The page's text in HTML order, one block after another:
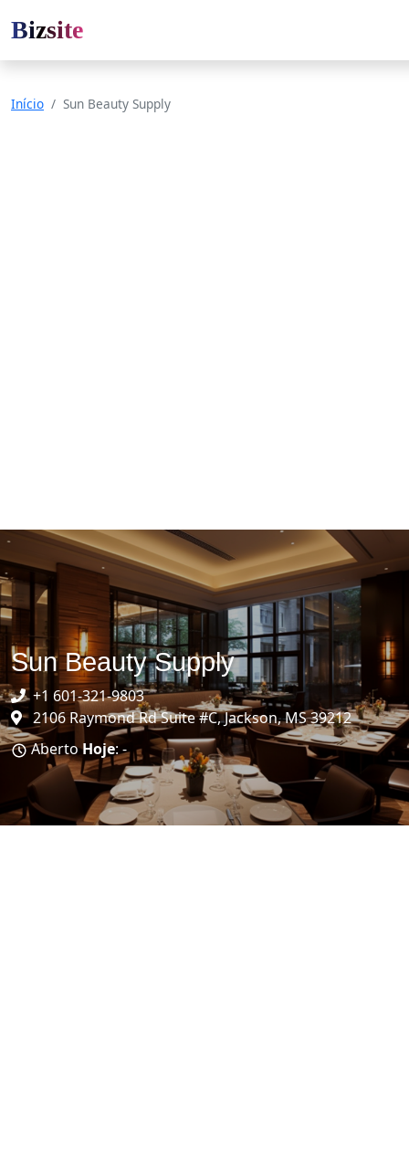
Bizsite
Início Sun Beauty Supply
Sun Beauty Supply
+1 601-321-9803
2106 Raymond Rd Suite #C, Jackson, MS 39212
AbertoHoje: -